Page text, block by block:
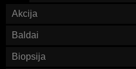
Akcija
Baldai
Biopsija